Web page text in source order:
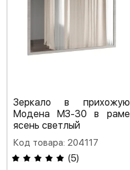
Зеркало в прихожую
Модена МЗ-30 в раме
ясень светлый
Код товара: 204117
(5)